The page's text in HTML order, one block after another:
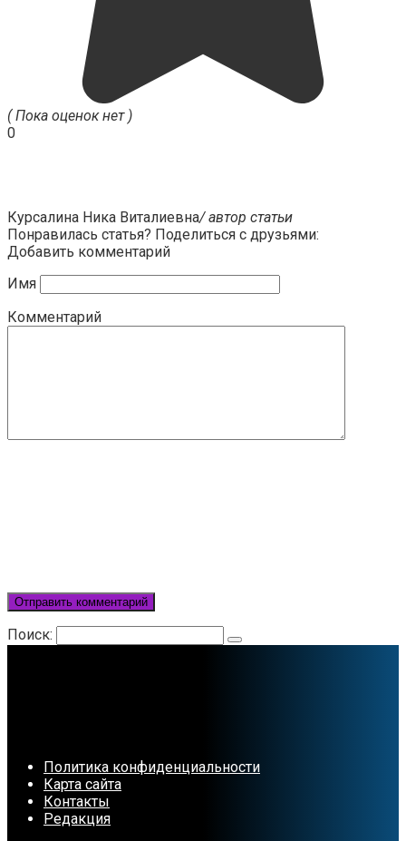
( Пока оценок нет )
0
Курсалина Ника Виталиевна/ автор статьи
Понравилась статья? Поделиться с друзьями:
Добавить комментарий
Имя
Комментарий
Поиск:
Политика конфиденциальности
Карта сайта
Контакты
Редакция